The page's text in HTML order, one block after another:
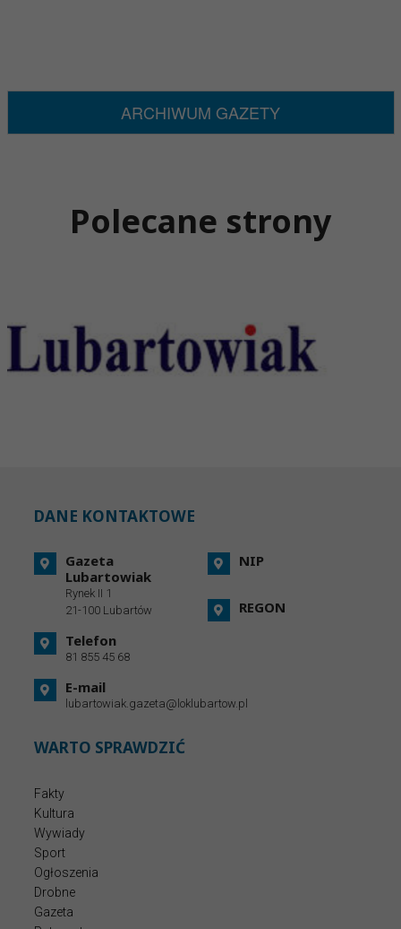
ARCHIWUM GAZETY
Polecane strony
DANE KONTAKTOWE
Gazeta
Lubartowiak
Rynek II 1
21-100 Lubartów
Telefon
81 855 45 68
E-mail
lubartowiak.gazeta@loklubartow.pl
NIP
REGON
WARTO SPRAWDZIĆ
Fakty
Kultura
Wywiady
Sport
Ogłoszenia
Drobne
Gazeta